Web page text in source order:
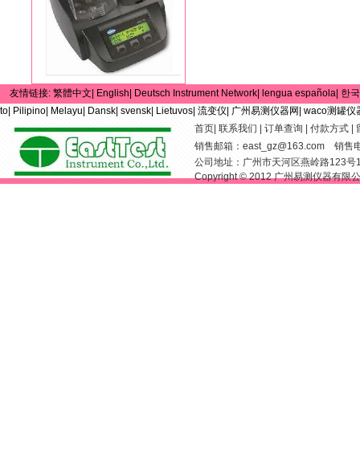
友情链接: 繁體中文| English| Deutsch Instrument Network| lengua española| 한
to| Pilipino| Melayu| Dansk| svensk| Lietuvos| 流变仪| 广州易测仪器网| waco测罐仪
首页 联系我们 订单查询 付款方式
销售邮箱： east_gz@163.com 销售
公司地址：广州市天河区燕岭路123
Copyright © 2012 广州易测仪器有限